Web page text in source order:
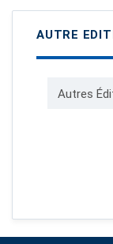
AUTRE
Autres